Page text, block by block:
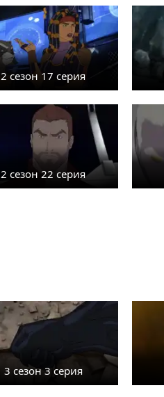
2 сезон 17 серия
2 сезон 22 серия
3 сезон 3 серия